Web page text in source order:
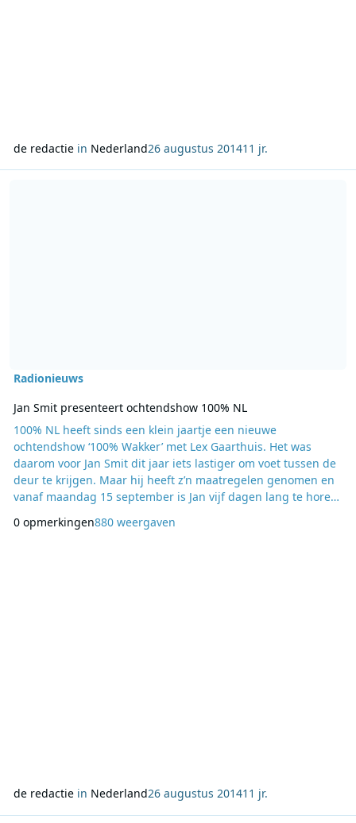
de redactiein Nederland26 augustus 201411 jr.
Radionieuws
Jan Smit presenteert ochtendshow 100% NL
100% NL heeft sinds een klein jaartje een nieuwe
ochtendshow ‘100% Wakker’ met Lex Gaarthuis. Het was
daarom voor Jan Smit dit jaar iets lastiger om voet tussen de
deur te krijgen. Maar hij heeft z’n maatregelen genomen en
vanaf maandag 15 september is Jan vijf dagen lang te horen
ochtendshow ‘100% Jan’ tussen 06:00 uur en 10:00 uur. Jan:
0 opmerkingen880 weergaven
de redactiein Nederland26 augustus 201411 jr.